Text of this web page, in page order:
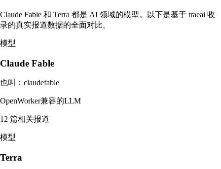
Claude Fable 和 Terra 都是 AI 领域的模型。以下是基于 traeai 收
录的真实报道数据的全面对比。
模型
Claude Fable
也叫： claudefable
OpenWorker兼容的LLM
12 篇相关报道
模型
Terra